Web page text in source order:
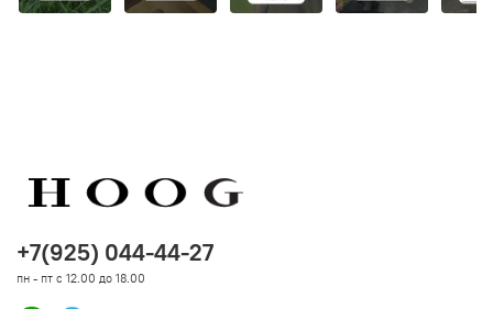
+7(925) 044-44-27
пн - пт с 12.00 до 18.00